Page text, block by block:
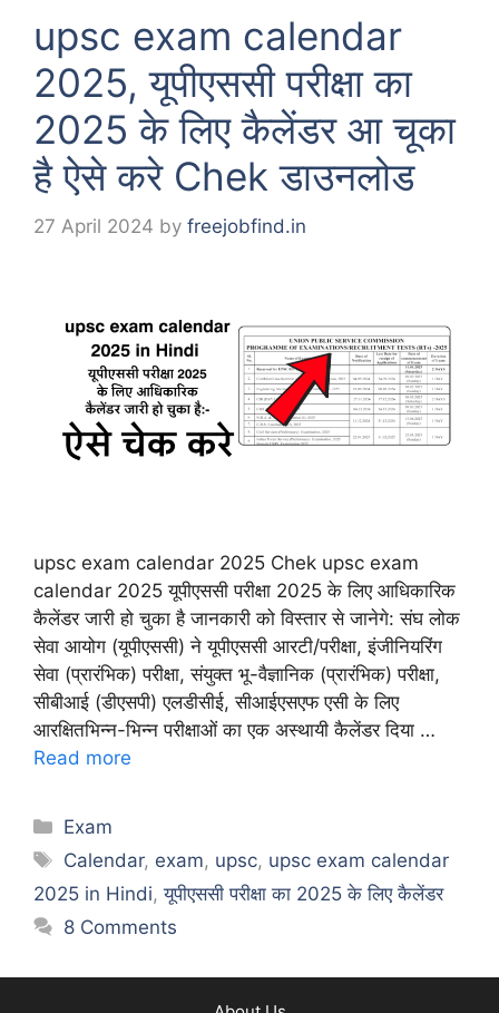
upsc exam calendar
2025, यूपीएससी परीक्षा का
2025 के लिए कैलेंडर आ चूका
है ऐसे करे Chek डाउनलोड
27 April 2024 by freejobfind.in
upsc exam calendar 2025 Chek upsc exam
calendar 2025 यूपीएससी परीक्षा 2025 के लिए आधिकारिक
कैलेंडर जारी हो चुका है जानकारी को विस्तार से जानेगे: संघ लोक
सेवा आयोग (यूपीएससी) ने यूपीएससी आरटी/परीक्षा, इंजीनियरिंग
सेवा (प्रारंभिक) परीक्षा, संयुक्त भू-वैज्ञानिक (प्रारंभिक) परीक्षा,
सीबीआई (डीएसपी) एलडीसीई, सीआईएसएफ एसी के लिए
आरक्षितभिन्न-भिन्न परीक्षाओं का एक अस्थायी कैलेंडर दिया …
Read more
Categories
Exam
Tags
Calendar, exam, upsc, upsc exam calendar
2025 in Hindi,यूपीएससी परीक्षा का 2025 के लिए कैलेंडर
8 Comments